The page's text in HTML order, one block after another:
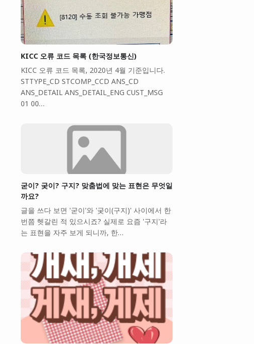
KICC 오류 코드 목록 (한국정보통신)
KICC 오류 코드 목록, 2020년 4월 기준입니다.
STTYPE_CD STCOMP_CCD ANS_CD
ANS_DETAIL ANS_DETAIL_ENG CUST_MSG
01 00…
굳이? 궂이? 구지? 맞춤법에 맞는 표현은 무엇일
까요?
글을 쓰다 보면 '굳이'와 '궂이(구지)' 사이에서 한
번쯤 헷갈린 적 있으시죠? 실제로 요즘 '구지'라
는 표현을 자주 보게 되니까, 한…